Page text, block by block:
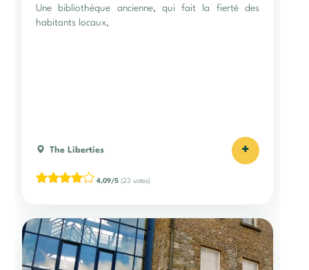
Une bibliothèque ancienne, qui fait la fierté des
habitants locaux,
The Liberties +
4,09/5 (23 votes)